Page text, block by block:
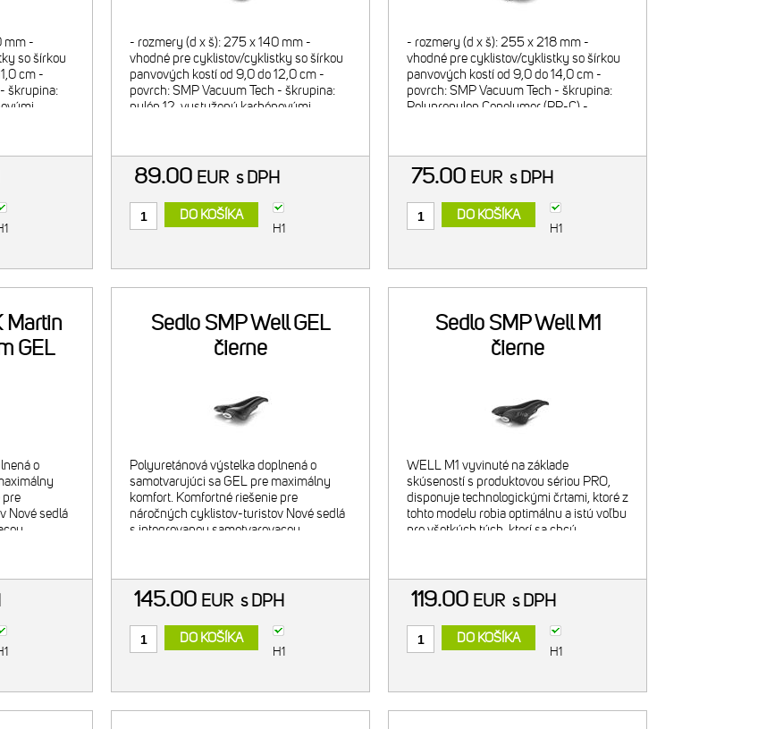
mm -
so šírkou
cm -
škrupina:
- rozmery (d x š): 275 x 140 mm -
vhodné pre cyklistov/cyklistky so šírkou
panvových kostí od 9,0 do 12,0 cm -
povrch: SMP Vacuum Tech - škrupina:
nylón 12, vystužený karbónovými
89.00 EUR s DPH
DO KOŠÍKA
H1
- rozmery (d x š): 255 x 218 mm -
vhodné pre cyklistov/cyklistky so šírkou
panvových kostí od 9,0 do 14,0 cm -
povrch: SMP Vacuum Tech - škrupina:
Polypropylen Copolymer (PP-C) -
75.00 EUR s DPH
DO KOŠÍKA
H1
Martin
GEL
o
pre
Nové sedlá
Sedlo SMP Well GEL
čierne
Polyuretánová výstelka doplnená o
samotvarujúci sa GEL pre maximálny
komfort. Komfortné riešenie pre
náročných cyklistov-turistov Nové sedlá
s integrovanou samotvarovacou
145.00 EUR s DPH
DO KOŠÍKA
H1
Sedlo SMP Well M1
čierne
WELL M1 vyvinuté na základe
skúseností s produktovou sériou PRO,
disponuje technologickými črtami, ktoré z
tohto modelu robia optimálnu a istú voľbu
pre všetkých tých, ktorí sa chcú
119.00 EUR s DPH
DO KOŠÍKA
H1